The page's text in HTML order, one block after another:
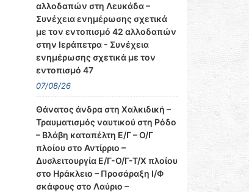
αλλοδαπών στη Λευκάδα –
Συνέχεια ενημέρωσης σχετικά
με τον εντοπισμό 42 αλλοδαπών
στην Ιεράπετρα - Συνέχεια
ενημέρωσης σχετικά με τον
εντοπισμό 47
07/08/26
Θάνατος άνδρα στη Χαλκιδική –
Τραυματισμός ναυτικού στη Ρόδο
– Βλάβη καταπέλτη Ε/Γ – Ο/Γ
πλοίου στο Αντίρριο –
Δυσλειτουργία Ε/Γ-Ο/Γ-Τ/Χ πλοίου
στο Ηράκλειο – Προσάραξη Ι/Φ
σκάφους στο Λαύριο –